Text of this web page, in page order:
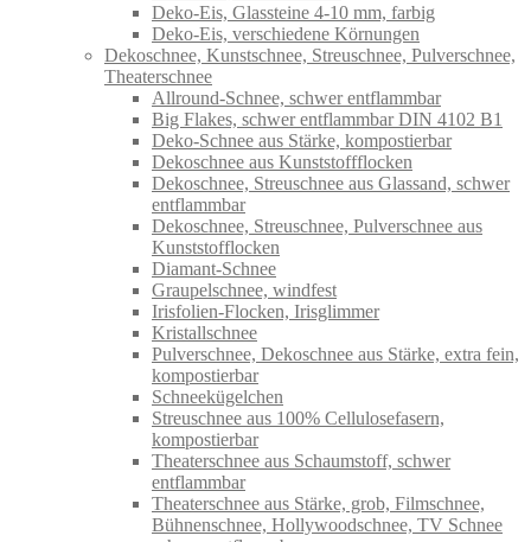
Deko-Eis, Glassteine 4-10 mm, farbig
Deko-Eis, verschiedene Körnungen
Dekoschnee, Kunstschnee, Streuschnee, Pulverschnee,
Theaterschnee
Allround-Schnee, schwer entflammbar
Big Flakes, schwer entflammbar DIN 4102 B1
Deko-Schnee aus Stärke, kompostierbar
Dekoschnee aus Kunststoffflocken
Dekoschnee, Streuschnee aus Glassand, schwer
entflammbar
Dekoschnee, Streuschnee, Pulverschnee aus
Kunststofflocken
Diamant-Schnee
Graupelschnee, windfest
Irisfolien-Flocken, Irisglimmer
Kristallschnee
Pulverschnee, Dekoschnee aus Stärke, extra fein,
kompostierbar
Schneekügelchen
Streuschnee aus 100% Cellulosefasern,
kompostierbar
Theaterschnee aus Schaumstoff, schwer
entflammbar
Theaterschnee aus Stärke, grob, Filmschnee,
Bühnenschnee, Hollywoodschnee, TV Schnee